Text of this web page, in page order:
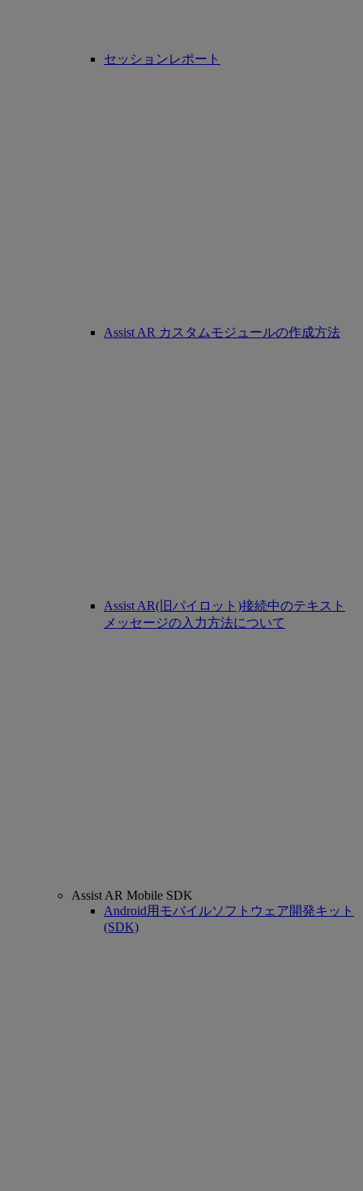
セッションレポート
Assist AR カスタムモジュールの作成方法
Assist AR(旧パイロット)接続中のテキスト
メッセージの入力方法について
Assist AR Mobile SDK
Android用モバイルソフトウェア開発キット
(SDK)